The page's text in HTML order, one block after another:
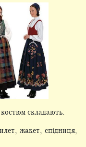
складають:
жакет, спідниця,